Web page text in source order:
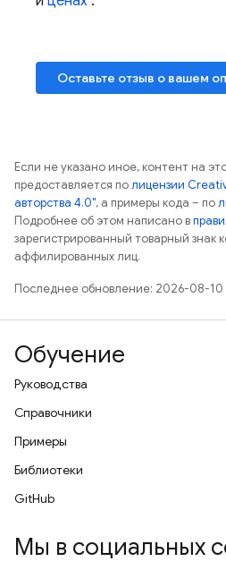
Оставьте отзыв о вашем
Если не указано иное, контент на
предоставляется полицензии
авторства 4.0", а примеры кода – по
Подробнее об этом написано в
зарегистрированный товарный знак
аффилированных лиц.
Последнее обновление: 2026-08-10
Обучение
Руководства
Справочники
Примеры
Библиотеки
GitHub
Мы в социальных